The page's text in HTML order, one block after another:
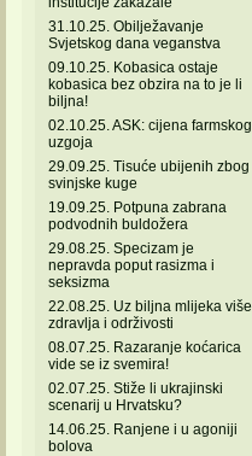
31.10.25. Obilježavanje
Svjetskog dana veganstva
09.10.25. Kobasica ostaje
kobasica bez obzira na to je li
biljna!
02.10.25. ASK: cijena farmskog
uzgoja
29.09.25. Tisuće ubijenih zbog
svinjske kuge
19.09.25. Potpuna zabrana
podvodnih buldožera
29.08.25. Specizam je
nepravda poput rasizma i
seksizma
22.08.25. Uz biljna mlijeka više
zdravlja i održivosti
08.07.25. Razaranje koćarica
vide se iz svemira!
02.07.25. Stiže li ukrajinski
scenarij u Hrvatsku?
14.06.25. Ranjene i u agoniji
bolova